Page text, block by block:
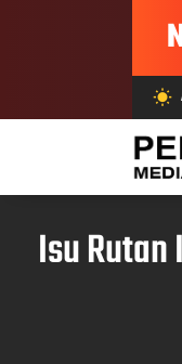
wb_sunny
Isu